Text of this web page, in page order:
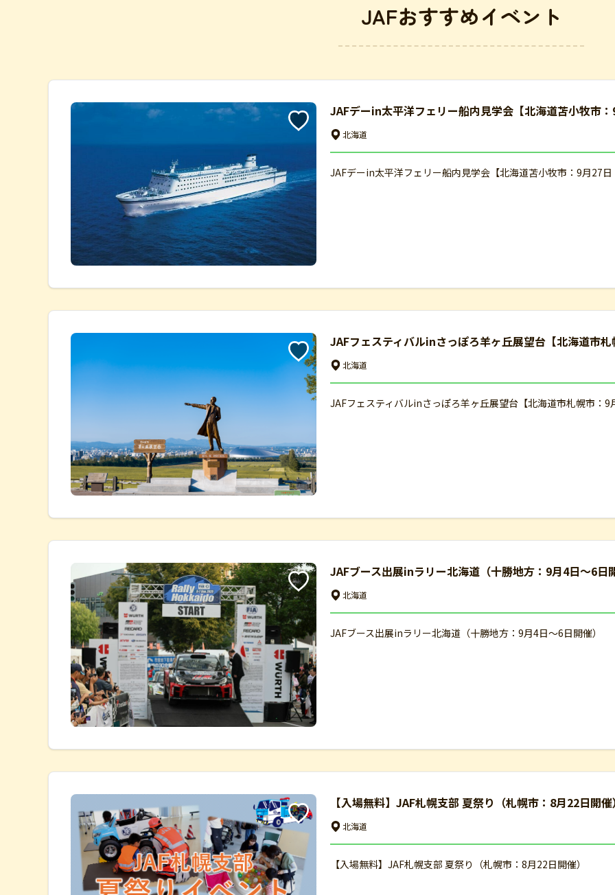
JAFおすすめイベント
JAFデーin太平洋フェリー船内見学会【北海道苫小牧市
北海道
JAFデーin太平洋フェリー船内見学会【北海道苫小牧市：9月27
JAFフェスティバルinさっぽろ羊ヶ丘展望台【北海道市
北海道
JAFフェスティバルinさっぽろ羊ヶ丘展望台【北海道市札幌市：9
JAFブース出展inラリー北海道（十勝地方：9月4日～6日
北海道
JAFブース出展inラリー北海道（十勝地方：9月4日～6日開催）
【入場無料】JAF札幌支部 夏祭り（札幌市：8月22日開
北海道
【入場無料】JAF札幌支部 夏祭り（札幌市：8月22日開催）